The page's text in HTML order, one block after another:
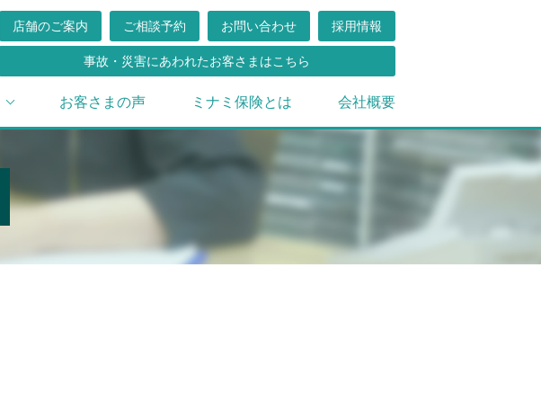
店舗のご案内 ご相談予約 お問い合わせ 採用情報
事故・災害にあわれたお客さまはこちら
お客さまの声 ミナミ保険とは 会社概要